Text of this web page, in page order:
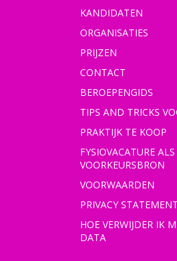
KANDIDATEN
ORGANISATIES
PRIJZEN
CONTACT
BEROEPENGIDS
TIPS AND TRICKS
PRAKTIJK TE KOOP
FYSIOVACATURE
VOORKEURSBRON
VOORWAARDEN
PRIVACY STATEMENT
HOE VERWIJDER IK
DATA